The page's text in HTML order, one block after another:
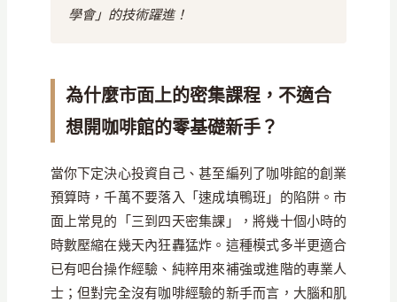
學會」的技術躍進！
為什麼市面上的密集課程，不適合
想開咖啡館的零基礎新手？
當你下定決心投資自己、甚至編列了咖啡館的創業
預算時，千萬不要落入「速成填鴨班」的陷阱。市
面上常見的「三到四天密集課」，將幾十個小時的
時數壓縮在幾天內狂轟猛炸。這種模式多半更適合
已有吧台操作經驗、純粹用來補強或進階的專業人
士；但對完全沒有咖啡經驗的新手而言，大腦和肌